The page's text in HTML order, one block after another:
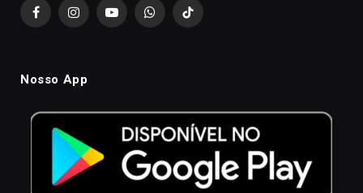
FacebookInstagramYouTubeWhatsAppTikTok
Nosso App